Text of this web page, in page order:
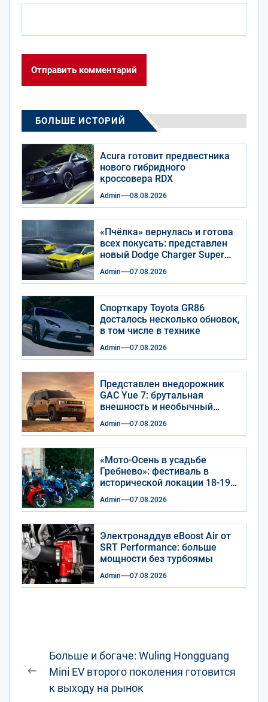
БОЛЬШЕ ИСТОРИЙ
Acura готовит предвестника
нового гибридного
кроссовера RDX
Admin 08.08.2026
«Пчёлка» вернулась и готова
всех покусать: представлен
новый Dodge Charger Super
Bee
Admin 07.08.2026
Спорткару Toyota GR86
досталось несколько обновок,
в том числе в технике
Admin 07.08.2026
Представлен внедорожник
GAC Yue 7: брутальная
внешность и необычный
салон
Admin 07.08.2026
«Мото-Осень в усадьбе
Гребнево»: фестиваль в
исторической локации 18-19
сентября 2026 года
Admin 07.08.2026
Электронаддув eBoost Air от
SRT Performance: больше
мощности без турбоямы
Admin 07.08.2026
Навигация
по
записям
Предыдущая
запись:
Больше и богаче: Wuling Hongguang
Mini EV второго поколения готовится
к выходу на рынок